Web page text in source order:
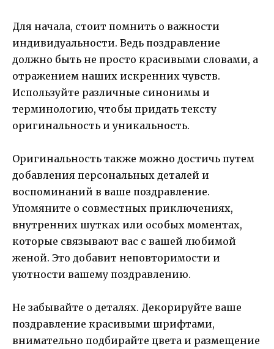
Для начала, стоит помнить о важности
индивидуальности. Ведь поздравление
должно быть не просто красивыми словами, а
отражением наших искренних чувств.
Используйте различные синонимы и
терминологию, чтобы придать тексту
оригинальность и уникальность.
Оригинальность также можно достичь путем
добавления персональных деталей и
воспоминаний в ваше поздравление.
Упомяните о совместных приключениях,
внутренних шутках или особых моментах,
которые связывают вас с вашей любимой
женой. Это добавит неповторимости и
уютности вашему поздравлению.
Не забывайте о деталях. Декорируйте ваше
поздравление красивыми шрифтами,
внимательно подбирайте цвета и размещение